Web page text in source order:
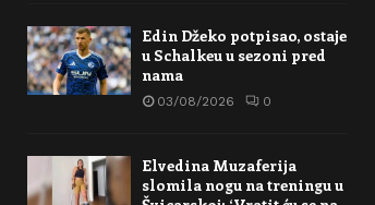
Edin Džeko potpisao, ostaje
u Schalkeu u sezoni pred
nama
03/08/2026 0
Elvedina Muzaferija
slomila nogu na treningu u